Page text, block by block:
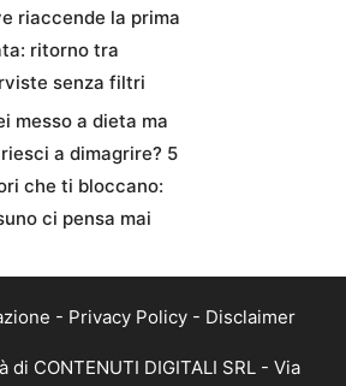
riaccende la prima
ritorno tra
senza filtri
messo a dieta ma
a dimagrire? 5
che ti bloccano:
ci pensa mai
- Privacy Policy - Disclaimer
di CONTENUTI DIGITALI SRL - Via